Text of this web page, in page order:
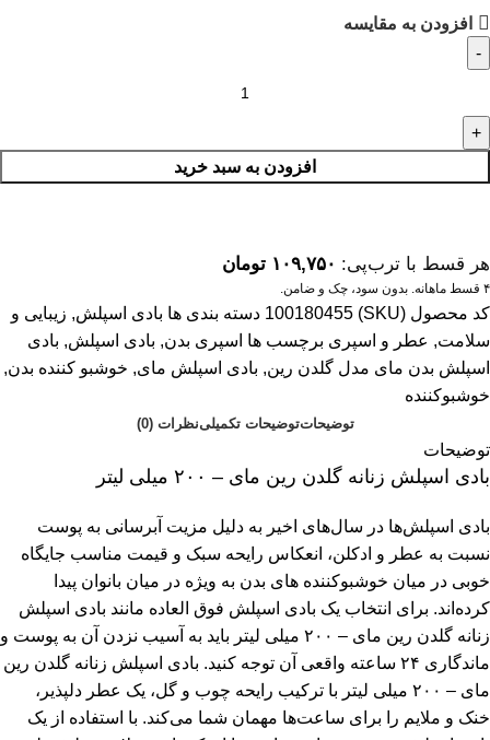
افزودن به مقایسه
افزودن به سبد خرید
هر قسط با ترب‌پی: ۱۰۹,۷۵۰ تومان
۴ قسط ماهانه. بدون سود، چک و ضامن.
کد محصول (SKU) 100180455 دسته بندی ها بادی اسپلش, زیبایی و
سلامت, عطر و اسپری برچسب ها اسپری بدن, بادی اسپلش, بادی
اسپلش بدن مای مدل گلدن رین, بادی اسپلش مای, خوشبو کننده بدن,
خوشبوکننده
توضیحاتتوضیحات تکمیلینظرات (0)
توضیحات
بادی اسپلش زنانه گلدن رین مای – ۲۰۰ میلی لیتر
بادی اسپلش‌ها در سال‌های اخیر به دلیل مزیت آبرسانی به پوست
نسبت به عطر و ادکلن، انعکاس رایحه سبک و قیمت مناسب جایگاه
خوبی در میان خوشبوکننده‌ های بدن به ویژه در میان بانوان پیدا
کرده‌اند. برای انتخاب یک بادی اسپلش فوق‌ العاده مانند بادی اسپلش
زنانه گلدن رین مای – ۲۰۰ میلی لیتر باید به آسیب نزدن آن به پوست و
ماندگاری ۲۴ ساعته واقعی آن توجه کنید. بادی اسپلش زنانه گلدن رین
مای – ۲۰۰ میلی لیتر با ترکیب رایحه چوب و گل، یک عطر دلپذیر،
خنک و ملایم را برای ساعت‌ها مهمان شما می‌کند. با استفاده از یک